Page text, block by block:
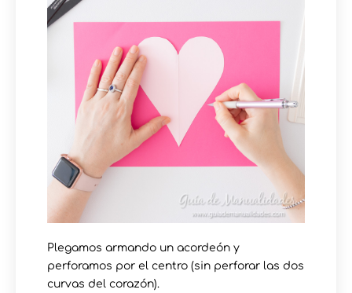
Plegamos armando un acordeón y
perforamos por el centro (sin perforar las dos
curvas del corazón).